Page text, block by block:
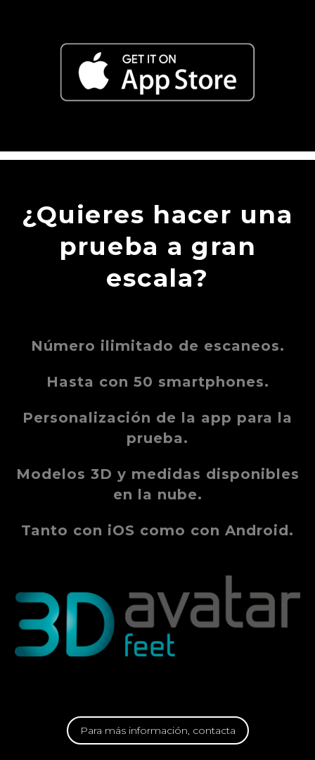
¿Quieres hacer una
prueba a gran
escala?
Número ilimitado de escaneos.
Hasta con 50 smartphones.
Personalización de la app para la
prueba.
Modelos 3D y medidas disponibles
en la nube.
Tanto con iOS como con Android.
Para más información, contacta